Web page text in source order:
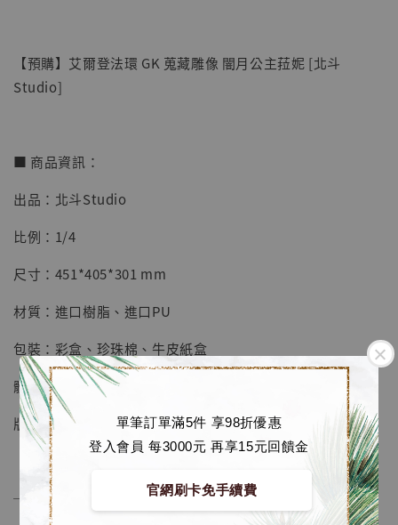
單筆訂單滿5件 享98折優惠
登入會員 每3000元 再享15元回饋金
官網刷卡免手續費
【店內現貨】七龍珠 系列蒐藏雕像 悟空 鳥山
明紀念款 [奇蹟工作室]
NT$ 5,580
加購優惠【海賊王 布魯克達摩 [7STARS Studio]】
【預購】艾爾登法環 GK 蒐藏雕像 闇月公主菈妮 [北斗
Studio]
■ 商品資訊：
出品：北斗Studio
比例：1/4
尺寸：451*405*301 mm
材質：進口樹脂、進口PU
包裝：彩盒、珍珠棉、牛皮紙盒
體數：限量99套 (隨機編號)
版本：低配A / 高配B
──────────────